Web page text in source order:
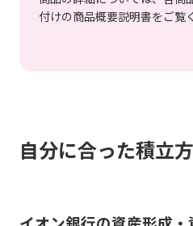
付けの商品概要説明書をご覧
自分に合った積立